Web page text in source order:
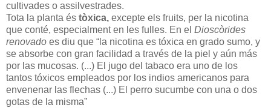
cultivades o assilvestrades.
Tota la planta és tòxica, excepte els fruits, per la nicotina
que conté, especialment en les fulles. En el Dioscòrides
renovado es diu que “ la nicotina es tóxica en grado sumo, y
se absorbe con gran facilidad a través de la piel y aún más
por las mucosas. (...) El jugo del tabaco era uno de los
tantos tóxicos empleados por los indios americanos para
envenenar las flechas (...) El perro sucumbe con una o dos
gotas de la misma”